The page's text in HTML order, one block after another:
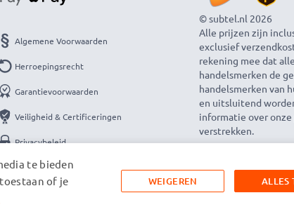
Algemene Voorwaarden
Herroepingsrecht
Garantievoorwaarden
Veiligheid & Certificeringen
Privacybeleid
Colofon
© subtel.nl 2026
Alle prijzen zijn
exclusief
rekening mee dat
handelsmerken de
handelsmerken van
en uitsluitend
informatie over
verstrekken.
te bieden
of je
ALLES
WEIGEREN